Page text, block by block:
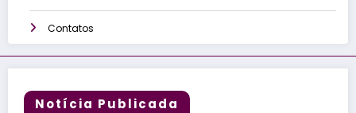
Contatos
Notícia Publicada